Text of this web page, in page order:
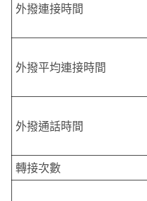
外撥連接時間
外撥平均連接時間
外撥通話時間
轉接次數